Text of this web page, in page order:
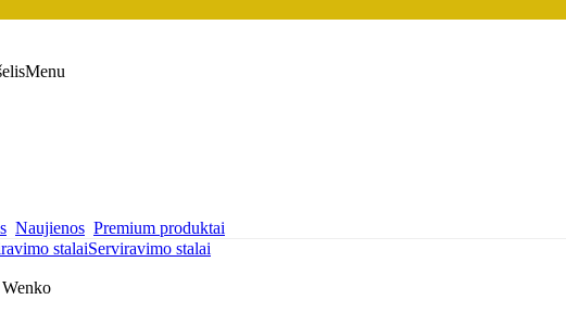
Menu
Naujienos Premium produktai
stalaiServiravimo stalai